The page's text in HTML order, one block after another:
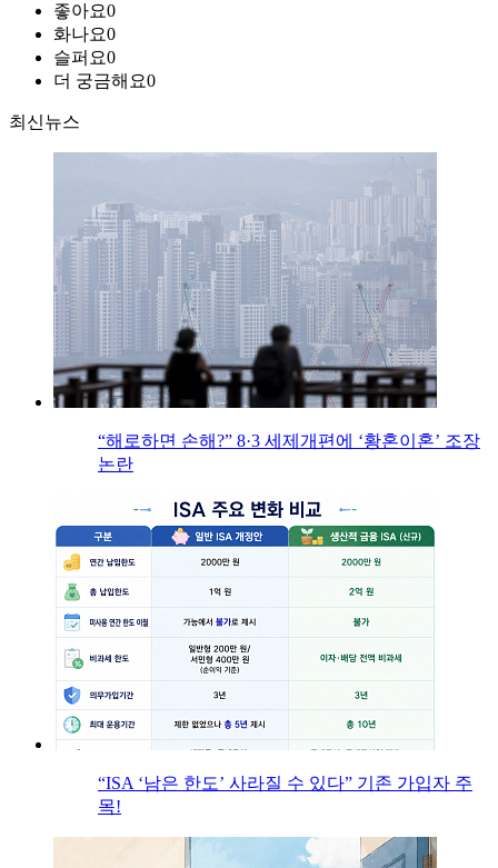
좋아요0
화나요0
슬퍼요0
더 궁금해요0
최신뉴스
“해로하면 손해?” 8·3 세제개편에 ‘황혼이혼’ 조장
논란
“ISA ‘남은 한도’ 사라질 수 있다” 기존 가입자 주
목!